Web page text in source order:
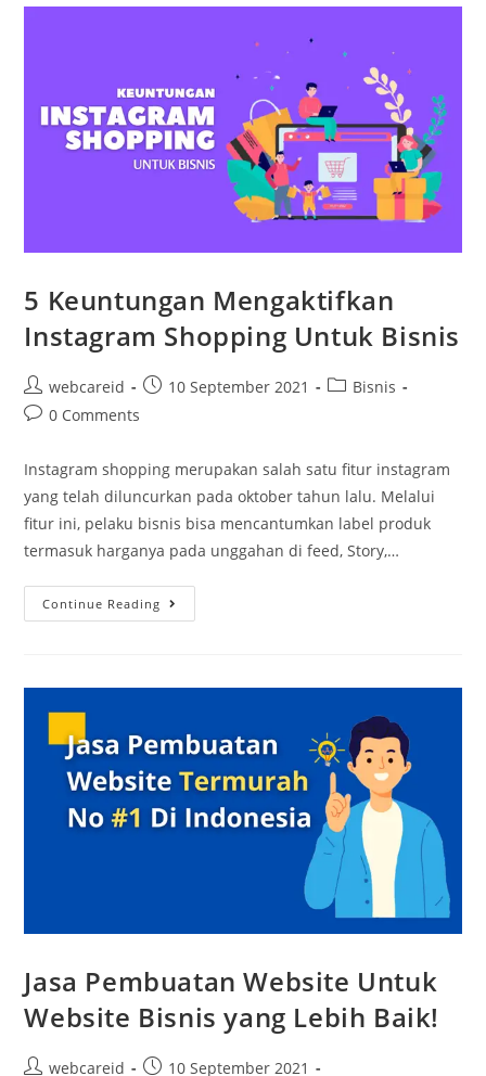
5 Keuntungan Mengaktifkan
Instagram Shopping Untuk Bisnis
webcareid 10 September 2021
Bisnis
0 Comments
Instagram shopping merupakan salah satu fitur instagram
yang telah diluncurkan pada oktober tahun lalu. Melalui
fitur ini, pelaku bisnis bisa mencantumkan label produk
termasuk harganya pada unggahan di feed, Story,…
Continue Reading
Jasa Pembuatan Website Untuk
Website Bisnis yang Lebih Baik!
webcareid
10 September 2021